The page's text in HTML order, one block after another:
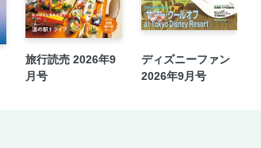
旅行読売 2026年9
月号
ディズニーファン
2026年9月号